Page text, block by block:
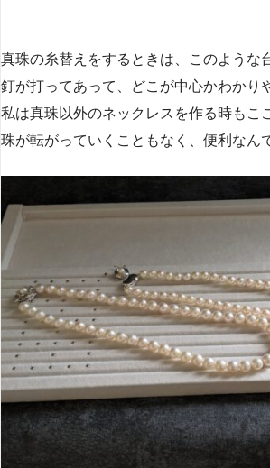
真珠の糸替えをするときは、このような
釘が打ってあって、どこが中心かわかり
私は真珠以外のネックレスを作る時もこ
珠が転がっていくこともなく、便利なん